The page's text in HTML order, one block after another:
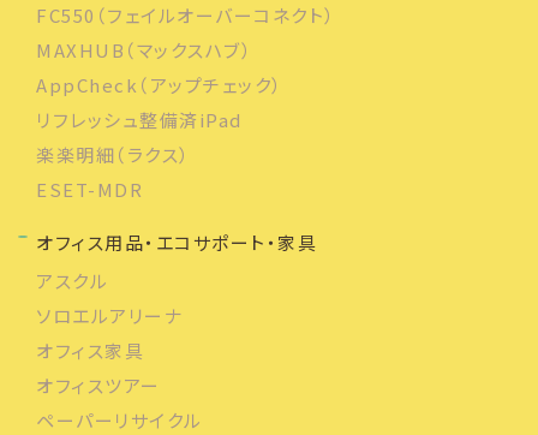
FC550（フェイルオーバーコネクト）
MAXHUB（マックスハブ）
AppCheck（アップチェック）
リフレッシュ整備済iPad
楽楽明細（ラクス）
ESET-MDR
オフィス用品・エコサポート・家具
アスクル
ソロエルアリーナ
オフィス家具
オフィスツアー
ペーパーリサイクル